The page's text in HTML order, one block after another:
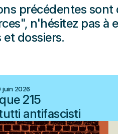
précédentes
n'hésitez pas à
dossiers.
juin 2026
215
antifascisti